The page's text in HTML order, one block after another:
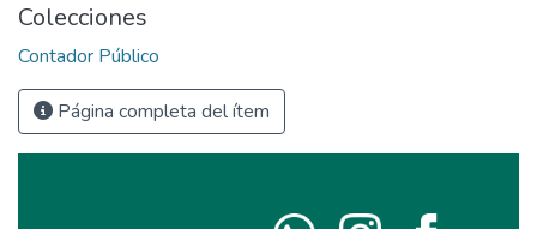
Colecciones
Contador Público
Página completa del ítem